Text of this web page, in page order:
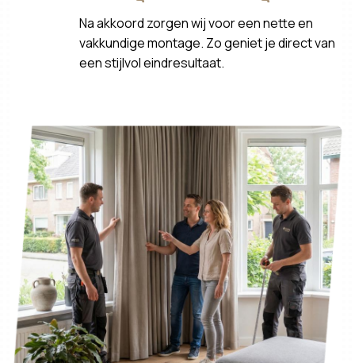
Na akkoord zorgen wij voor een nette en
vakkundige montage. Zo geniet je direct van
een stijlvol eindresultaat.